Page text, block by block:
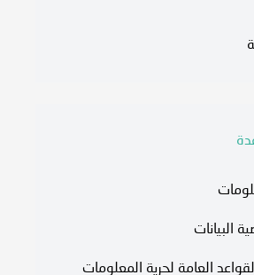
البيانات
العامة لحرية المعلومات